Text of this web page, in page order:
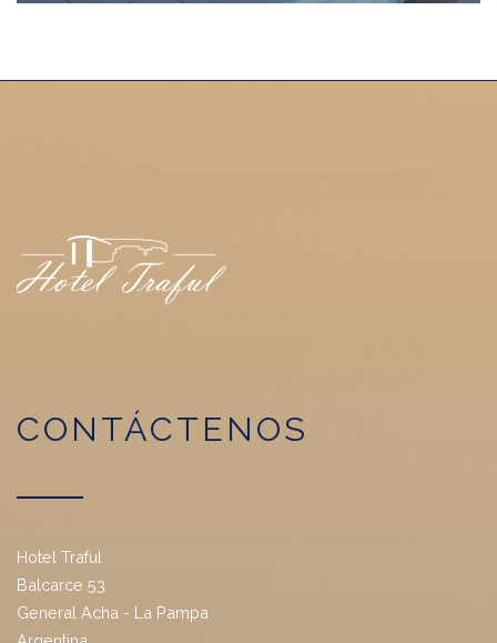
CONTÁCTENOS
Hotel Traful
Balcarce 53
General Acha - La Pampa